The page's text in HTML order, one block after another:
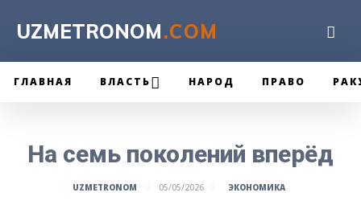
UZMETRONOM.COM
ГЛАВНАЯ ВЛАСТЬ НАРОД ПРАВО
На семь поколений вперёд
UZMETRONOM 05/05/2026 ЭКОНОМИКА